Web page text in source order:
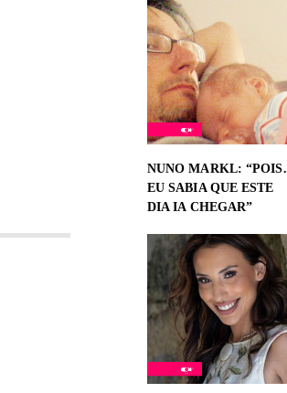
NUNO MARKL: “POIS.
EU SABIA QUE ESTE
DIA IA CHEGAR”